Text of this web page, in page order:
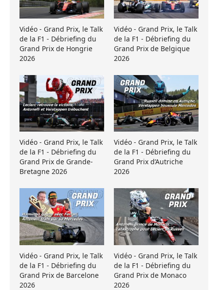
Vidéo - Grand Prix, le Talk
de la F1 - Débriefing du
Grand Prix de Hongrie
2026
Vidéo - Grand Prix, le Talk
de la F1 - Débriefing du
Grand Prix de Belgique
2026
Vidéo - Grand Prix, le Talk
de la F1 - Débriefing du
Grand Prix de Grande-
Bretagne 2026
Vidéo - Grand Prix, le Talk
de la F1 - Débriefing du
Grand Prix d’Autriche
2026
Vidéo - Grand Prix, le Talk
de la F1 - Débriefing du
Grand Prix de Barcelone
2026
Vidéo - Grand Prix, le Talk
de la F1 - Débriefing du
Grand Prix de Monaco
2026